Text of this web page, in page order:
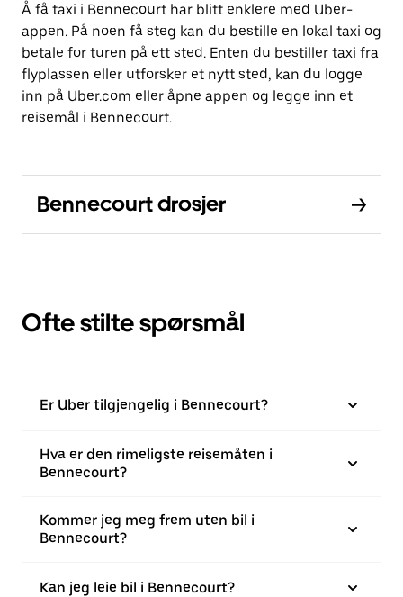
Å få taxi i Bennecourt har blitt enklere med Uber-
appen. På noen få steg kan du bestille en lokal taxi og
betale for turen på ett sted. Enten du bestiller taxi fra
flyplassen eller utforsker et nytt sted, kan du logge
inn på Uber.com eller åpne appen og legge inn et
reisemål i Bennecourt.
Bennecourt drosjer
Ofte stilte spørsmål
Er Uber tilgjengelig i Bennecourt?
Hva er den rimeligste reisemåten i
Bennecourt?
Kommer jeg meg frem uten bil i
Bennecourt?
Kan jeg leie bil i Bennecourt?